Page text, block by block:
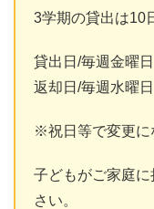
3学期の貸出は10
貸出日/毎週金曜日
返却日/毎週水曜日
※祝日等で変更に
子どもがご家庭
さい。